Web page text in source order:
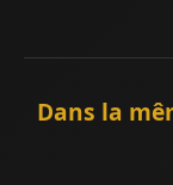
Dans la